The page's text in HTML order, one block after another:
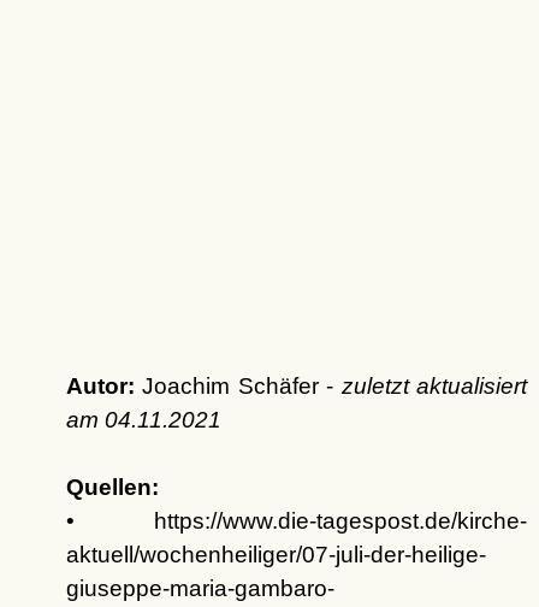
Autor: Joachim Schäfer - zuletzt aktualisiert
am 04.11.2021
Quellen:
• https://www.die-tagespost.de/kirche-
aktuell/wochenheiliger/07-juli-der-heilige-
giuseppe-maria-gambaro-